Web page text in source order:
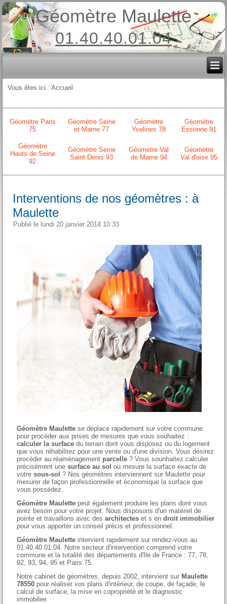
Géomètre Maulette
01.40.40.01.04
Vous êtes ici :Accueil
Géomètre Paris
75
Géomètre Seine
et Marne 77
Géomètre
Yvelines 78
Géomètre
Essonne 91
Géomètre
Hauts de Seine
92
Géomètre Seine
Saint Denis 93
Géomètre Val
de Marne 94
Géomètre
Val d'oise 95
Interventions de nos géomètres : à
Maulette
Publié le lundi 20 janvier 2014 10:33
Géomètre Maulette se déplace rapidement sur votre commune
pour procéder aux prises de mesures que vous souhaitez :
calculer la surface du terrain dont vous disposez ou du logement
que vous réhabilitez pour une vente ou d'une division. Vous désirez
procéder au réaménagement parcelle ? Vous sounhaitez calculer
précisément unesurface au sol ou mesure la surface exacte de
votresous-sol ? Nos géomètres interviennent sur Maulette pour
mesurer de façon professionnelle et économique la surface que
vous possédez.
Géomètre Maulette peut également produire les plans dont vous
avez besoin pour votre projet. Nous disposons d'un matériel de
pointe et travaillons avec desarchitectes et s endroit immobilier
pour vous apporter un conseil précis et professionnel.
Géomètre Maulette intervient rapidement sur rendez-vous au
01.40.40.01.04. Notre secteur d'intervention comprend votre
commune et la totalité des départements d'Ile de France : 77, 78,
92, 93, 94, 95 et Paris 75.
Notre cabinet de géomètres, depuis 2002, intervient sur Maulette
78550 pour réaliser vos plans d'intérieur, de coupe, de façade, le
calcul de surface, la mise en copropriété et le diagnostic
immobilier.